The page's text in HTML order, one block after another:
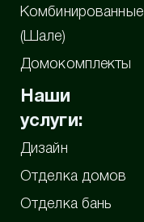
Комбинированные
(Шале)
Домокомплекты
Наши
услуги:
Дизайн
Отделка домов
Отделка бань